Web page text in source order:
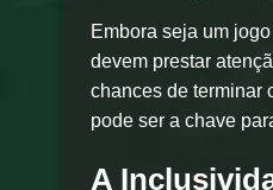
Embora seja um
devem prestar
chances de terminar
pode ser a chave
A